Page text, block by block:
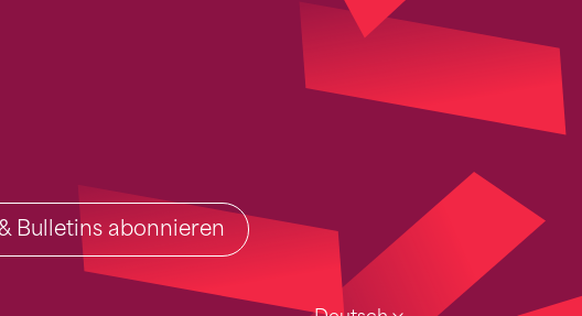
Bulletins abonnieren